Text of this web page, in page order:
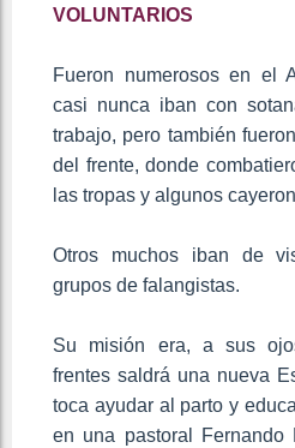
VOLUNTARIOS
Fueron numerosos en el
casi nunca iban con
trabajo, pero también
del frente, donde
las tropas y algunos
Otros muchos iban de
grupos de falangistas.
Su misión era, a sus
frentes saldrá una nueva
toca ayudar al parto y
en una pastoral Fernando